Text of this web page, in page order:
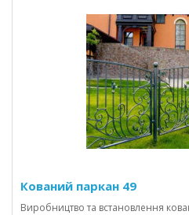
Кований паркан 49
Виробництво та встановлення